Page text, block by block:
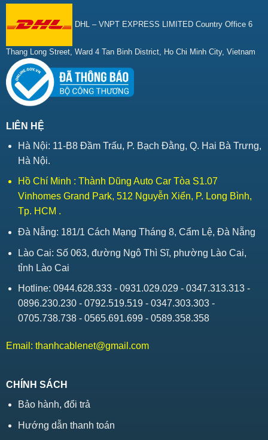
DHL – VNPT EXPRESS LIMITED Country Office 6
Thang Long Street, Ward 4 Tan Binh District, Ho Chi Minh City, Vietnam
LIÊN HỆ
Hà Nội: 11-B8 Đầm Trấu, P. Bạch Đằng, Q. Hai Bà Trưng,
Hà Nội.
Hồ Chí Minh : Thành Dũng Auto Car Tòa S1.07
Vinhomes Grand Park, 512 Nguyễn Xiển, P. Long Bình,
Tp. HCM .
Đà Nẵng: 181/1 Cách Mạng Tháng 8, Cẩm Lệ, Đà Nẵng
Lào Cai: Số 063, đường Ngô Thì Sĩ, phường Lào Cai,
tỉnh Lào Cai
Hotline: 0944.628.333 - 0931.029.029 - 0347.313.313 -
0896.230.230 - 0792.519.519 - 0347.303.303 -
0705.738.738 - 0565.691.699 - 0589.358.358
Email: thanhcablenet@gmail.com
CHÍNH SÁCH
Bảo hành, đổi trả
Hướng dẫn thanh toán